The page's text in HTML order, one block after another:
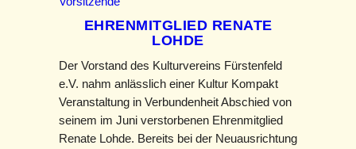
EHRENMITGLIED RENATE
LOHDE
Der Vorstand des Kulturvereins Fürstenfeld
e.V. nahm anlässlich einer Kultur Kompakt
Veranstaltung in Verbundenheit Abschied von
seinem im Juni verstorbenen Ehrenmitglied
Renate Lohde. Bereits bei der Neuausrichtung